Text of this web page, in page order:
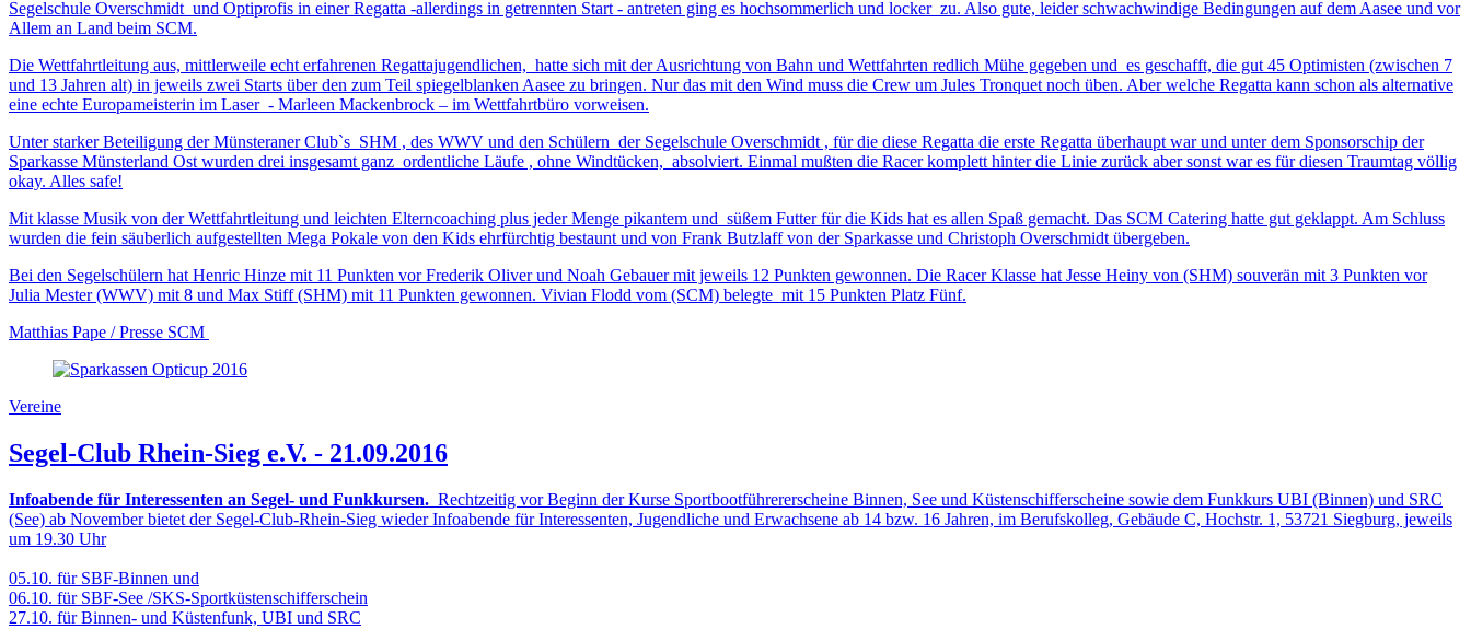
Segelschule Overschmidt und Optiprofis in einer Regatta -allerdings in getrennten Start - antreten ging es hochsommerlich und locker zu. Also gute, leider schwachwindige Bedingungen auf dem Aasee und vor
Allem an Land beim SCM.
Die Wettfahrtleitung aus, mittlerweile echt erfahrenen Regattajugendlichen, hatte sich mit der Ausrichtung von Bahn und Wettfahrten redlich Mühe gegeben und es geschafft, die gut 45 Optimisten (zwischen 7
und 13 Jahren alt) in jeweils zwei Starts über den zum Teil spiegelblanken Aasee zu bringen. Nur das mit den Wind muss die Crew um Jules Tronquet noch üben. Aber welche Regatta kann schon als alternative
eine echte Europameisterin im Laser - Marleen Mackenbrock – im Wettfahrtbüro vorweisen.
Unter starker Beteiligung der Münsteraner Club`s SHM , des WWV und den Schülern der Segelschule Overschmidt , für die diese Regatta die erste Regatta überhaupt war und unter dem Sponsorschip der
Sparkasse Münsterland Ost wurden drei insgesamt ganz ordentliche Läufe , ohne Windtücken, absolviert. Einmal mußten die Racer komplett hinter die Linie zurück aber sonst war es für diesen Traumtag völlig
okay. Alles safe!
Mit klasse Musik von der Wettfahrtleitung und leichten Elterncoaching plus jeder Menge pikantem und süßem Futter für die Kids hat es allen Spaß gemacht. Das SCM Catering hatte gut geklappt. Am Schluss
wurden die fein säuberlich aufgestellten Mega Pokale von den Kids ehrfürchtig bestaunt und von Frank Butzlaff von der Sparkasse und Christoph Overschmidt übergeben.
Bei den Segelschülern hat Henric Hinze mit 11 Punkten vor Frederik Oliver und Noah Gebauer mit jeweils 12 Punkten gewonnen. Die Racer Klasse hat Jesse Heiny von (SHM) souverän mit 3 Punkten vor
Julia Mester (WWV) mit 8 und Max Stiff (SHM) mit 11 Punkten gewonnen. Vivian Flodd vom (SCM) belegte mit 15 Punkten Platz Fünf.
Matthias Pape / Presse SCM
Vereine
Segel-Club Rhein-Sieg e.V. - 21.09.2016
Infoabende für Interessenten an Segel- und Funkkursen. Rechtzeitig vor Beginn der Kurse Sportbootführererscheine Binnen, See und Küstenschifferscheine sowie dem Funkkurs UBI (Binnen) und SRC
(See) ab November bietet der Segel-Club-Rhein-Sieg wieder Infoabende für Interessenten, Jugendliche und Erwachsene ab 14 bzw. 16 Jahren, im Berufskolleg, Gebäude C, Hochstr. 1, 53721 Siegburg, jeweils
um 19.30 Uhr
05.10. für SBF-Binnen und
06.10. für SBF-See /SKS-Sportküstenschifferschein
27.10. für Binnen- und Küstenfunk, UBI und SRC